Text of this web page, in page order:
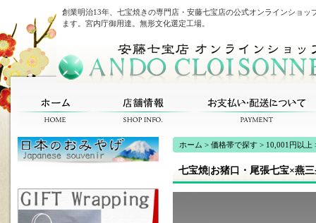
創業明治13年、七宝焼きの専門店・安藤七宝店の公式オンラインショ
ます。宮内庁御用達。無形文化選定工場。
ホーム > 価格帯で探す > 10,001円以上
七宝焼|お猪口・尾張七宝×燕